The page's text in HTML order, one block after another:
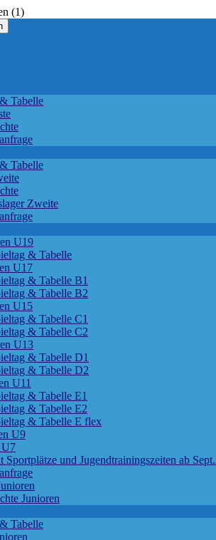
Tabelle
Tabelle
Zweite
U19
& Tabelle
U17
& Tabelle B1
& Tabelle B2
U15
& Tabelle C1
& Tabelle C2
U13
& Tabelle D1
& Tabelle D2
U11
& Tabelle E1
& Tabelle E2
& Tabelle E flex
U9
Sportplätze und Jugendtrainingszeiten ab
Junioren
Tabelle